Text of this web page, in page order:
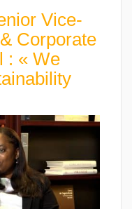
Vice-
Corporate
: « We